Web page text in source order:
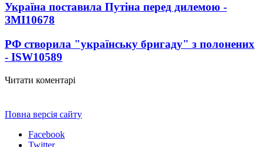
Україна поставила Путіна перед дилемою -
ЗМІ10678
РФ створила "українську бригаду" з полонених
- ISW10589
Читати коментарі
Повна версія сайту
Facebook
Twitter